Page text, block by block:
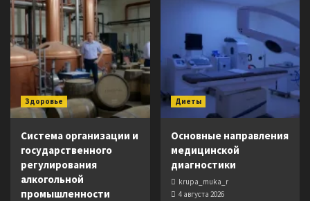
Здоровье
Система организации и
государственного
регулирования
алкогольной
промышленности
Диеты
Основные направления
медицинской
диагностики
krupa_muka_r
4 августа 2026